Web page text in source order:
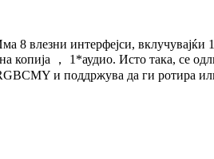
8 влезни интерфејси,
копија ， 1*аудио. Исто така, се
и поддржува да ги ротира